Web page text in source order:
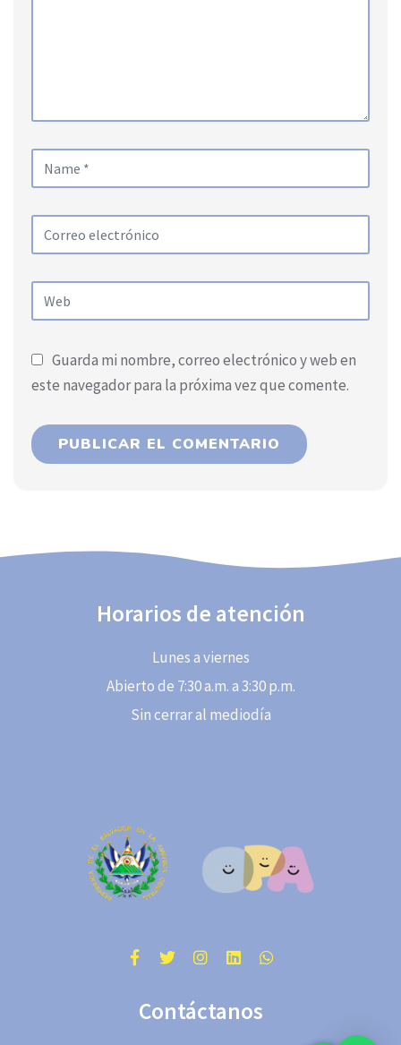
Guarda mi nombre, correo electrónico y web en
este navegador para la próxima vez que comente.
Horarios de atención
Lunes a viernes
Abierto de 7:30 a.m. a 3:30 p.m.
Sin cerrar al mediodía
Contáctanos